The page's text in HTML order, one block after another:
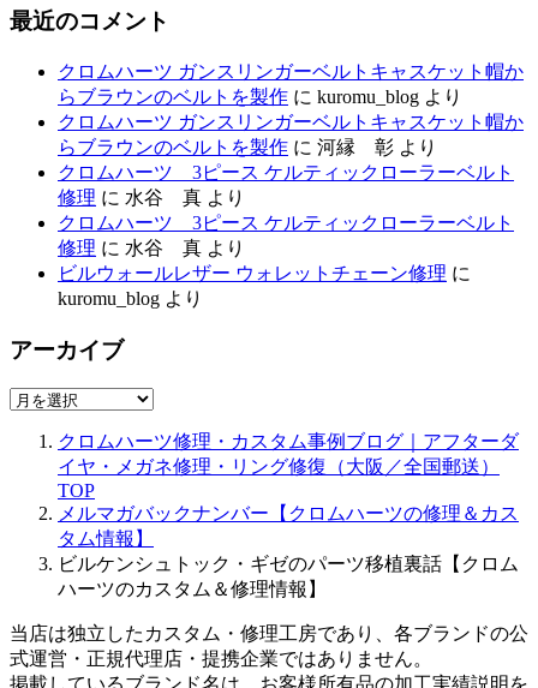
最近のコメント
クロムハーツ ガンスリンガーベルトキャスケット帽か
らブラウンのベルトを製作 に kuromu_blog より
クロムハーツ ガンスリンガーベルトキャスケット帽か
らブラウンのベルトを製作 に 河縁 彰 より
クロムハーツ 3ピース ケルティックローラーベルト
修理 に 水谷 真 より
クロムハーツ 3ピース ケルティックローラーベルト
修理 に 水谷 真 より
ビルウォールレザー ウォレットチェーン修理 に
kuromu_blog より
アーカイブ
ア
クロムハーツ修理・カスタム事例ブログ｜アフターダ
イヤ・メガネ修理・リング修復（大阪／全国郵送）
TOP
メルマガバックナンバー【クロムハーツの修理＆カス
タム情報】
ビルケンシュトック・ギゼのパーツ移植裏話【クロム
ハーツのカスタム＆修理情報】
当店は独立したカスタム・修理工房であり、各ブランドの公
式運営・正規代理店・提携企業ではありません。